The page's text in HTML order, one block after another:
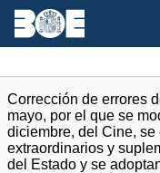
Corrección de errores
mayo, por el que se
diciembre, del Cine,
extraordinarios y
del Estado y se